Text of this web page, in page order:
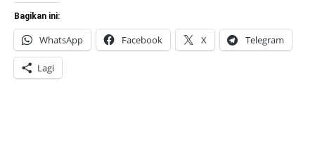
Bagikan ini:
WhatsApp Facebook X Telegram
Lagi